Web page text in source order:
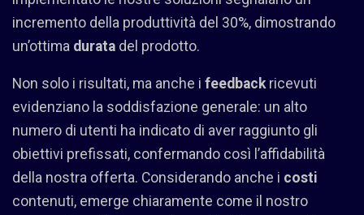
incremento della produttività del 30%, dimostrando
un’ottima durata del prodotto.
Non solo i risultati, ma anche i feedback ricevuti
evidenziano la soddisfazione generale: un alto
numero di utenti ha indicato di aver raggiunto gli
obiettivi prefissati, confermando così l’affidabilità
della nostra offerta. Considerando anche i costi
contenuti, emerge chiaramente come il nostro